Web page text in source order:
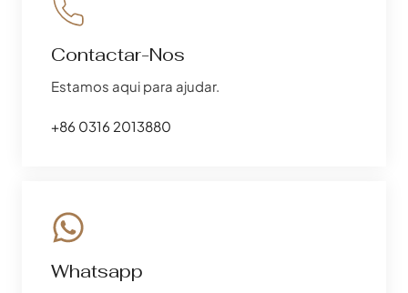
Contactar-Nos
Estamos aqui para ajudar.
+86 0316 2013880
Whatsapp